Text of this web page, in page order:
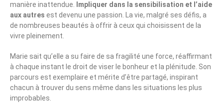
manière inattendue. Impliquer dans la sensibilisation et l’aide
aux autres est devenu une passion. La vie, malgré ses défis, a
de nombreuses beautés à offrir à ceux qui choisissent de la
vivre pleinement.
Marie sait qu’elle a su faire de sa fragilité une force, réaffirmant
à chaque instant le droit de viser le bonheur et la plénitude. Son
parcours est exemplaire et mérite d’être partagé, inspirant
chacun à trouver du sens même dans les situations les plus
improbables.